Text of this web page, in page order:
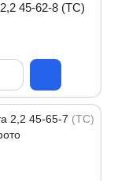
45-62-8 (ТС)